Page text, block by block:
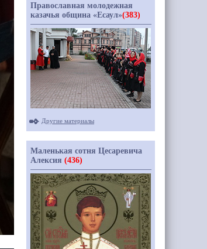
Православная молодежная
казачья община «Есаул»(383)
Другие материалы
Маленькая сотня Цесаревича
Алексия (436)